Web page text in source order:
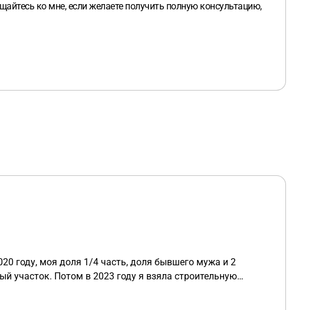
ко мне, если желаете получить полную консультацию,
году, моя доля 1/4 часть, доля бывшего мужа и 2
участок. Потом в 2023 году я взяла строительную
и самому младшему 6 месяцев. 2024 году в августе